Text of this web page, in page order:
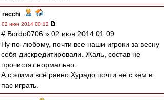
recchi -
02 июн 2014 00:12
# Bordo0706 » 02 июн 2014 01:09
Ну по-любому, почти все наши игроки за весну
себя дискредитировали. Жаль, состав не
прочистят нормально.
А с этими всё равно Хурадо почти не с кем в
пас играть.